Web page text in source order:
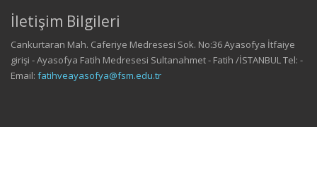
İletişim Bilgileri
Cankurtaran Mah. Caferiye Medresesi Sok. No:36 Ayasofya İtfaiye
girişi - Ayasofya Fatih Medresesi Sultanahmet - Fatih /İSTANBUL Tel: -
Email: fatihveayasofya@fsm.edu.tr